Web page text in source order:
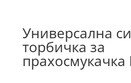
Универсална
торбичка за
прахосмукачка